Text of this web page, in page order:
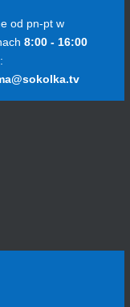
od pn-pt w
8:00 - 16:00